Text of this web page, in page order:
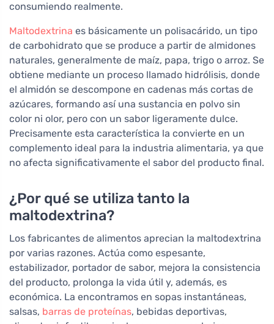
consumiendo realmente.
Maltodextrina es básicamente un polisacárido, un tipo
de carbohidrato que se produce a partir de almidones
naturales, generalmente de maíz, papa, trigo o arroz. Se
obtiene mediante un proceso llamado hidrólisis, donde
el almidón se descompone en cadenas más cortas de
azúcares, formando así una sustancia en polvo sin
color ni olor, pero con un sabor ligeramente dulce.
Precisamente esta característica la convierte en un
complemento ideal para la industria alimentaria, ya que
no afecta significativamente el sabor del producto final.
¿Por qué se utiliza tanto la
maltodextrina?
Los fabricantes de alimentos aprecian la maltodextrina
por varias razones. Actúa como espesante,
estabilizador, portador de sabor, mejora la consistencia
del producto, prolonga la vida útil y, además, es
económica. La encontramos en sopas instantáneas,
salsas, barras de proteínas, bebidas deportivas,